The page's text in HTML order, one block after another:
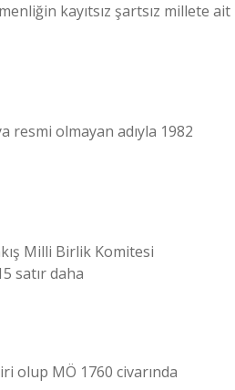
kayıtsız şartsız millete ait
resmi olmayan adıyla 1982
Milli Birlik Komitesi
satır daha
olup MÖ 1760 civarında